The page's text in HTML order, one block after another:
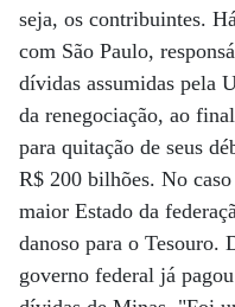
seja, os contribuintes.
com São Paulo,
dívidas assumidas pela
da renegociação, ao
para quitação de seus
R$ 200 bilhões. No
maior Estado da
danoso para o Tesouro.
governo federal já